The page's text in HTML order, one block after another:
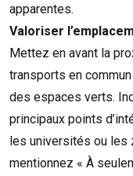
apparentes.
Valoriser
Mettez en avant la
transports en
des espaces verts.
principaux points
les universités ou les
mentionnez « À